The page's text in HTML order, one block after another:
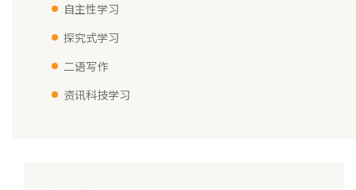
自主性学习
探究式学习
二语写作
资讯科技学习